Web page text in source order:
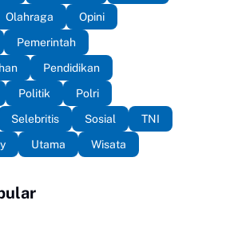
Olahraga
Opini
Pemerintah
Pendidikan
Politik
Polri
Selebritis Sosial
TNI
Utama Wisata